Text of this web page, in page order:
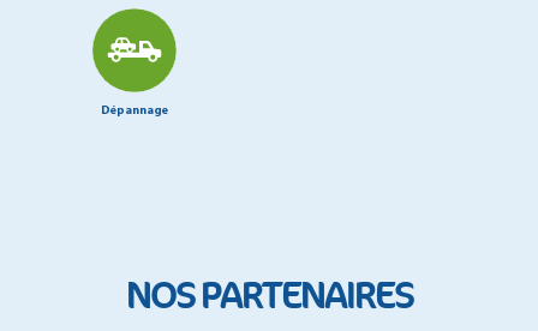
Dépannage
NOS PARTENAIRES